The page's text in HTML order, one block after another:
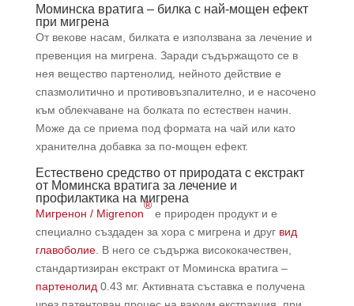
Моминска вратига – билка с най-мощен ефект
при мигрена
От векове насам, билката е използвана за лечение и
превенция на мигрена. Заради съдържащото се в
нея вещество партенолид, нейното действие е
спазмолитично и противовъзпалително, и е насочено
към облекчаване на болката по естествен начин.
Може да се приема под формата на чай или като
хранителна добавка за по-мощен ефект.
Естествено средство от природата с екстракт
от Моминска вратига за лечение и
профилактика на мигрена
Мигренон / Migrenon
®
е природен продукт и е
специално създаден за хора с мигрена и друг вид
главоболие. В него се съдържа висококачествен,
стандартизиран екстракт от Моминска вратига –
партенолид 0.43 мг. Активната съставка е получена